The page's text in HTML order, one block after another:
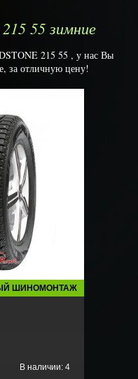
55 зимние
215 55 , у нас Вы
за отличную цену!
ШИНОМОНТАЖ
В наличии: 4